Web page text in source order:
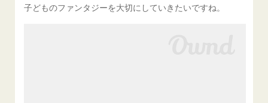
子どものファンタジーを大切にしていきたいですね。